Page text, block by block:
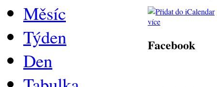
Měsíc
Týden
Den
více
Facebook